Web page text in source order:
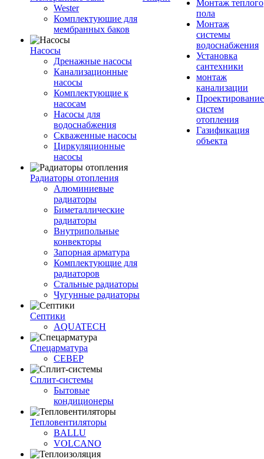
Wester
Комплектуюшие для
мембранных баков
Насосы
Дренажные насосы
Канализационные
насосы
Комплектующие к
насосам
Насосы для
водоснабжения
Скваженные насосы
Циркуляционные
насосы
Радиаторы отопления
Алюминиевые
радиаторы
Биметаллические
радиаторы
Внутрипольные
конвекторы
Запорная арматура
Комплектующие для
радиаторов
Стальные радиаторы
Чугунные радиаторы
Септики
AQUATECH
Спецарматура
СЕВЕР
Сплит-системы
Бытовые
кондиционеры
Тепловентиляторы
BALLU
VOLCANO
Монтаж теплого
пола
Монтаж
системы
водоснабжения
Установка
сантехники
монтаж
канализации
Проектирование
систем
отопления
Газификация
объекта